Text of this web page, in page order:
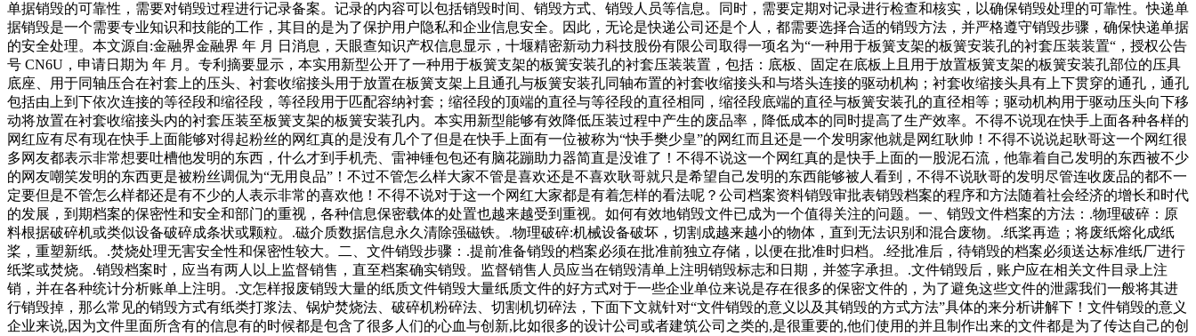
单据销毁的可靠性，需要对销毁过程进行记录备案。记录的内容可以包括销毁时间、销毁方式、销毁人员等信息。同时，需要定期对记录进行检查和核实，以确保销毁处理的可靠性。快递单
据销毁是一个需要专业知识和技能的工作，其目的是为了保护用户隐私和企业信息安全。因此，无论是快递公司还是个人，都需要选择合适的销毁方法，并严格遵守销毁步骤，确保快递单据
的安全处理。本文源自:金融界金融界 年 月 日消息，天眼查知识产权信息显示，十堰精密新动力科技股份有限公司取得一项名为“一种用于板簧支架的板簧安装孔的衬套压装装置“，授权公告
号 CN6U，申请日期为 年 月。专利摘要显示，本实用新型公开了一种用于板簧支架的板簧安装孔的衬套压装装置，包括：底板、固定在底板上且用于放置板簧支架的板簧安装孔部位的压具
底座、用于同轴压合在衬套上的压头、衬套收缩接头用于放置在板簧支架上且通孔与板簧安装孔同轴布置的衬套收缩接头和与塔头连接的驱动机构；衬套收缩接头具有上下贯穿的通孔，通孔
包括由上到下依次连接的等径段和缩径段，等径段用于匹配容纳衬套；缩径段的顶端的直径与等径段的直径相同，缩径段底端的直径与板簧安装孔的直径相等；驱动机构用于驱动压头向下移
动将放置在衬套收缩接头内的衬套压装至板簧支架的板簧安装孔内。本实用新型能够有效降低压装过程中产生的废品率，降低成本的同时提高了生产效率。不得不说现在快手上面各种各样的
网红应有尽有现在快手上面能够对得起粉丝的网红真的是没有几个了但是在快手上面有一位被称为“快手樊少皇”的网红而且还是一个发明家他就是网红耿帅！不得不说说起耿哥这一个网红很
多网友都表示非常想要吐槽他发明的东西，什么才到手机壳、雷神锤包包还有脑花蹦助力器简直是没谁了！不得不说这一个网红真的是快手上面的一股泥石流，他靠着自己发明的东西被不少
的网友嘲笑发明的东西更是被粉丝调侃为“无用良品”！不过不管怎么样大家不管是喜欢还是不喜欢耿哥就只是希望自己发明的东西能够被人看到，不得不说耿哥的发明尽管连收废品的都不一
定要但是不管怎么样都还是有不少的人表示非常的喜欢他！不得不说对于这一个网红大家都是有着怎样的看法呢？公司档案资料销毁审批表销毁档案的程序和方法随着社会经济的增长和时代
的发展，到期档案的保密性和安全和部门的重视，各种信息保密载体的处置也越来越受到重视。如何有效地销毁文件已成为一个值得关注的问题。一、销毁文件档案的方法：.物理破碎：原
料根据破碎机或类似设备破碎成条状或颗粒。.磁介质数据信息永久清除强磁铁。.物理破碎:机械设备破坏，切割成越来越小的物体，直到无法识别和混合废物。.纸桨再造；将废纸熔化成纸
桨，重塑新纸。.焚烧处理无害安全性和保密性较大。二、文件销毁步骤：.提前准备销毁的档案必须在批准前独立存储，以便在批准时归档。.经批准后，待销毁的档案必须送达标准纸厂进行
纸桨或焚烧。.销毁档案时，应当有两人以上监督销售，直至档案确实销毁。监督销售人员应当在销毁清单上注明销毁标志和日期，并签字承担。.文件销毁后，账户应在相关文件目录上注
销，并在各种统计分析账单上注明。.文怎样报废销毁大量的纸质文件销毁大量纸质文件的好方式对于一些企业单位来说是存在很多的保密文件的，为了避免这些文件的泄露我们一般将其进
行销毁掉，那么常见的销毁方式有纸类打浆法、锅炉焚烧法、破碎机粉碎法、切割机切碎法，下面下文就针对“文件销毁的意义以及其销毁的方式方法”具体的来分析讲解下！文件销毁的意义
企业来说,因为文件里面所含有的信息有的时候都是包含了很多人们的心血与创新,比如很多的设计公司或者建筑公司之类的,是很重要的,他们使用的并且制作出来的文件都是为了传达自己的创